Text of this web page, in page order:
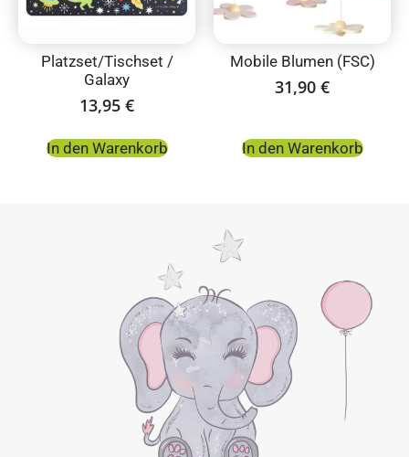
Platzset/Tischset /
Galaxy
13,95 €
In den Warenkorb
Mobile Blumen (FSC)
31,90 €
In den Warenkorb